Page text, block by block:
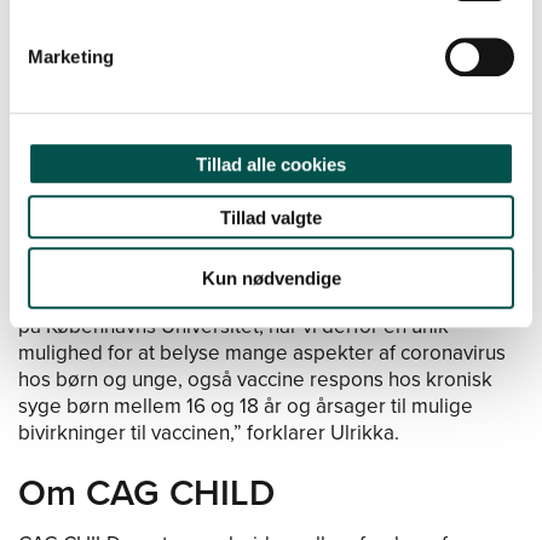
Marketing
Tillad alle cookies
Tillad valgte
Kun nødvendige
Også i forbindelse med dette projekt vurderer Ulrikka
Nygaard, at CAG’en har spillet en afgørende rolle.
”Vi modtog bevillingen fra ministeriets haste COVID-
pulje, fordi vi i kraft af vores tætte CAG-samarbejde
allerede havde laboratorieaftaler på alle
børneafdelinger i hele Danmark og alle de juridiske
aftaler var på plads. Med vores forskningsnetværk
kunne vi starte med det samme, hvilket var en
betingelse for bevillingen, og vi kan overvåge og tage
blodprøver på alle børn indlagt i relation til coronavirus.
I samarbejde med bl.a. Søren Buus og andre forskere
på Københavns Universitet, har vi derfor en unik
mulighed for at belyse mange aspekter af coronavirus
hos børn og unge, også vaccine respons hos kronisk
syge børn mellem 16 og 18 år og årsager til mulige
bivirkninger til vaccinen,” forklarer Ulrikka.
Om CAG CHILD